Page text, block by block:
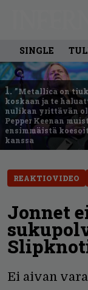
SINGLE
1. ”Metallica on
koskaan ja te
nulikan yrittävän
Pepper Keenan
ensimmäistä
kanssa
REAKTIOVIDEO
Jonnet
Ei aivan